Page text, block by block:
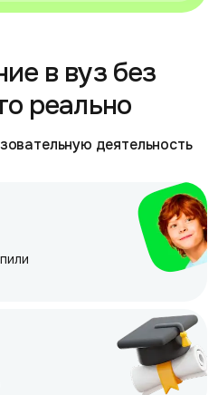
в вуз без
реально
деятельность